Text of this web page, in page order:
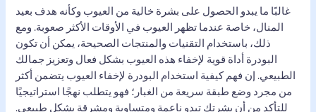
غالبًا ما يبدو الحصول على بشرة خالية من العيوب وكأنه هدف بعيد
المنال، خاصة عندما تظهر العيوب في الأوقات الأكثر صعوبة. ومع
ذلك، باستخدام التقنيات والمنتجات الصحيحة، يمكن أن تكون
البودرة أداة قوية لإخفاء هذه العيوب بشكل فعال وتعزيز جمالك
الطبيعي. إن فهم كيفية استخدام البودرة لإخفاء العيوب يتضمن أكثر
من مجرد وضع طبقة سريعة من الغبار؛ فهو يتطلب نهجًا استراتيجيًا
للتأكد من أن بشرتك تبدو ناعمة ومتساوية ومشرقة بشكل طبيعي.